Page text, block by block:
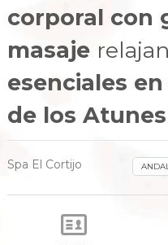
corporal con
masaje
esenciales en
de los Atunes
Spa El Cortijo